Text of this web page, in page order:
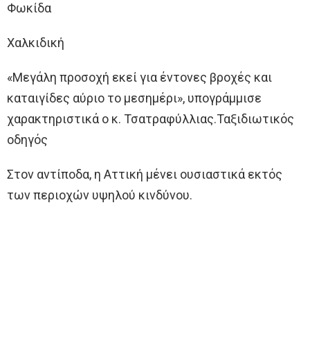
Φωκίδα
Χαλκιδική
«Μεγάλη προσοχή εκεί για έντονες βροχές και
καταιγίδες αύριο το μεσημέρι», υπογράμμισε
χαρακτηριστικά ο κ. Τσατραφύλλιας.Ταξιδιωτικός
οδηγός
Στον αντίποδα, η Αττική μένει ουσιαστικά εκτός
των περιοχών υψηλού κινδύνου.